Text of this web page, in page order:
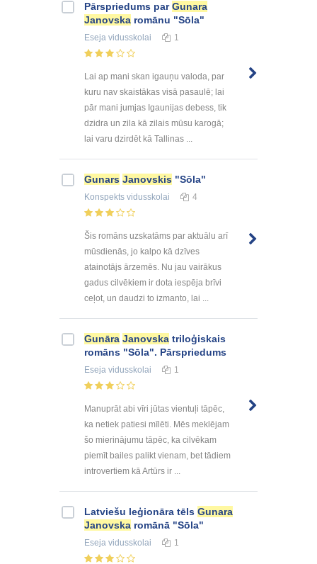
Pārspriedums parGunara
Janovska romānu "Sōla"
Eseja vidusskolai 1
Lai ap mani skan igauņu valoda, par
kuru nav skaistākas visā pasaulē; lai
pār mani jumjas Igaunijas debess, tik
dzidra un zila kā zilais mūsu karogā;
lai varu dzirdēt kā Tallinas ...
Gunars Janovskis "Sōla"
Konspekts vidusskolai 4
Šis romāns uzskatāms par aktuālu arī
mūsdienās, jo kalpo kā dzīves
atainotājs ārzemēs. Nu jau vairākus
gadus cilvēkiem ir dota iespēja brīvi
ceļot, un daudzi to izmanto, lai ...
Gunāra Janovska triloģiskais
romāns "Sōla". Pārspriedums
Eseja vidusskolai 1
Manuprāt abi vīri jūtas vientuļi tāpēc,
ka netiek patiesi mīlēti. Mēs meklējam
šo mierinājumu tāpēc, ka cilvēkam
piemīt bailes palikt vienam, bet tādiem
introvertiem kā Artūrs ir ...
Latviešu leģionāra tēls Gunara
Janovska romānā "Sōla"
Eseja vidusskolai 1